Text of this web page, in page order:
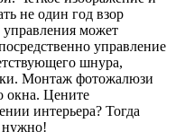
не один год взор
управления может
управление
шнура,
Монтаж фотожалюзи
окна. Цените
интерьера? Тогда
нужно!